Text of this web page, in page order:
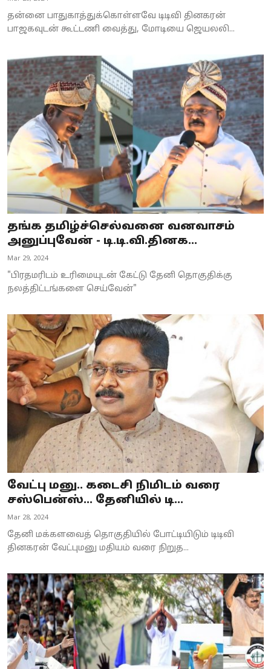
தன்னை பாதுகாத்துக்கொள்ளவே டிடிவி தினகரன்
பாஜகவுடன் கூட்டணி வைத்து, மோடியை ஜெயலலி...
தங்க தமிழ்ச்செல்வனை வனவாசம்
அனுப்புவேன் - டி.டி.வி.தினக...
Mar 29, 2024
"பிரதமரிடம் உரிமையுடன் கேட்டு தேனி தொகுதிக்கு
நலத்திட்டங்களை செய்வேன்"
வேட்பு மனு.. கடைசி நிமிடம் வரை
சஸ்பென்ஸ்... தேனியில் டி...
Mar 28, 2024
தேனி மக்களவைத் தொகுதியில் போட்டியிடும் டிடிவி
தினகரன் வேட்புமனு மதியம் வரை நிறுத...